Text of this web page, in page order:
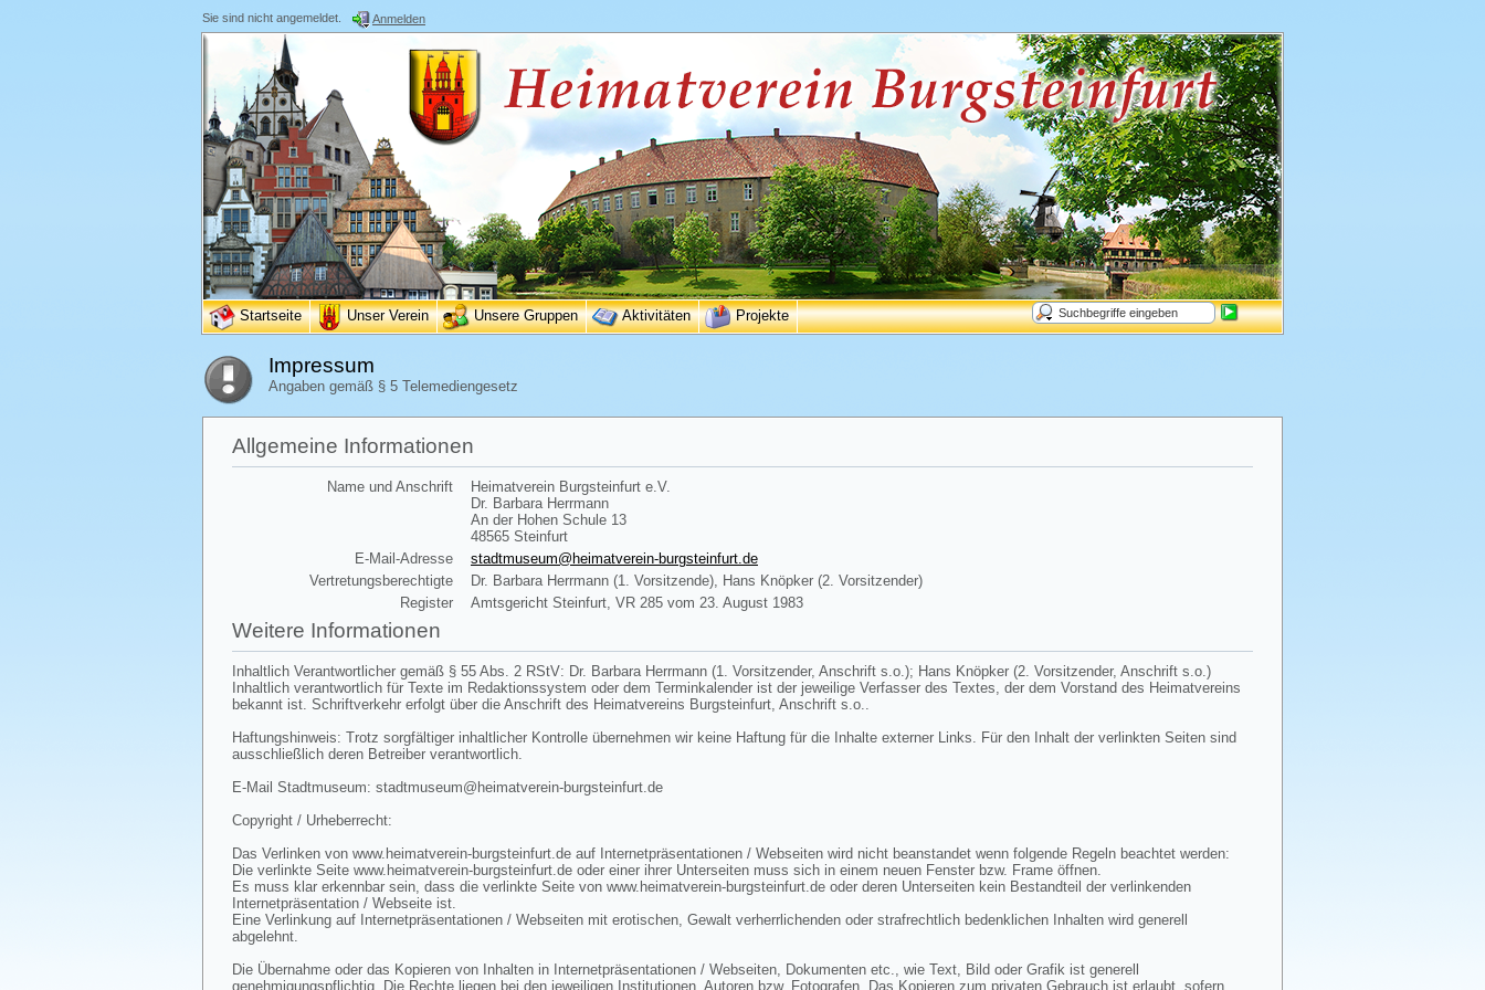
Sie sind nicht angemeldet. Anmelden
Startseite Unser Verein Unsere Gruppen Aktivitäten Projekte
Impressum
Angaben gemäß § 5 Telemediengesetz
Allgemeine Informationen
Name und Anschrift
Heimatverein Burgsteinfurt e.V.
Dr. Barbara Herrmann
An der Hohen Schule 13
48565 Steinfurt
E-Mail-Adresse
stadtmuseum@heimatverein-burgsteinfurt.de
Vertretungsberechtigte
Dr. Barbara Herrmann (1. Vorsitzende), Hans Knöpker (2. Vorsitzender)
Register
Amtsgericht Steinfurt, VR 285 vom 23. August 1983
Weitere Informationen
Inhaltlich Verantwortlicher gemäß § 55 Abs. 2 RStV: Dr. Barbara Herrmann (1. Vorsitzender, Anschrift s.o.); Hans Knöpker (2. Vorsitzender, Anschrift s.o.)
Inhaltlich verantwortlich für Texte im Redaktionssystem oder dem Terminkalender ist der jeweilige Verfasser des Textes, der dem Vorstand des Heimatvereins
bekannt ist. Schriftverkehr erfolgt über die Anschrift des Heimatvereins Burgsteinfurt, Anschrift s.o..
Haftungshinweis: Trotz sorgfältiger inhaltlicher Kontrolle übernehmen wir keine Haftung für die Inhalte externer Links. Für den Inhalt der verlinkten Seiten sind
ausschließlich deren Betreiber verantwortlich.
E-Mail Stadtmuseum: stadtmuseum@heimatverein-burgsteinfurt.de
Copyright / Urheberrecht:
Das Verlinken von www.heimatverein-burgsteinfurt.de auf Internetpräsentationen / Webseiten wird nicht beanstandet wenn folgende Regeln beachtet werden:
Die verlinkte Seite www.heimatverein-burgsteinfurt.de oder einer ihrer Unterseiten muss sich in einem neuen Fenster bzw. Frame öffnen.
Es muss klar erkennbar sein, dass die verlinkte Seite von www.heimatverein-burgsteinfurt.de oder deren Unterseiten kein Bestandteil der verlinkenden
Internetpräsentation / Webseite ist.
Eine Verlinkung auf Internetpräsentationen / Webseiten mit erotischen, Gewalt verherrlichenden oder strafrechtlich bedenklichen Inhalten wird generell
abgelehnt.
Die Übernahme oder das Kopieren von Inhalten in Internetpräsentationen / Webseiten, Dokumenten etc., wie Text, Bild oder Grafik ist generell
genehmigungspflichtig. Die Rechte liegen bei den jeweiligen Institutionen, Autoren bzw. Fotografen. Das Kopieren zum privaten Gebrauch ist erlaubt, sofern